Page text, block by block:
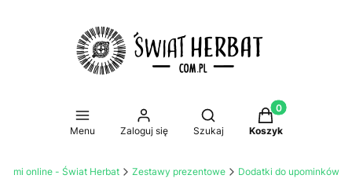
Menu Zaloguj się
Otwórz wyszukiwarkę
Szukaj
Produkty w
Koszyk
online - Świat Herbat Zestawy prezentowe Dodatki do upominków